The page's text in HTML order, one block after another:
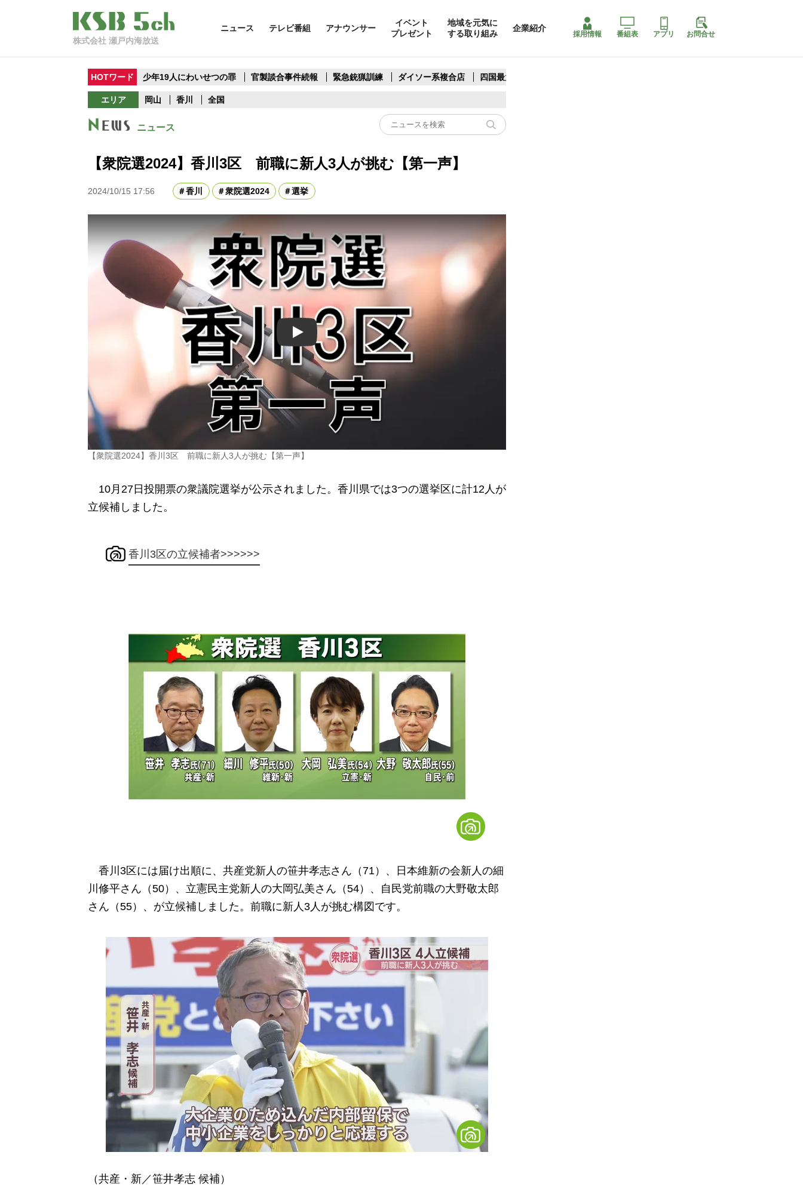
株式会社 瀬戸内海放送
ニュース テレビ番組 アナウンサー
イベント
プレゼント
地域を元気に
する取り組み
企業紹介
採用情報 番組表 アプリ お問合せ
HOTワード 少年19人にわいせつの罪 官製談合事件続報 緊急銃猟訓練 ダイソー系複合店 四国最大スリコ
エリア 岡山 香川 全国
ニュース
【衆院選2024】香川3区 前職に新人3人が挑む【第一声】
2024/10/15 17:56 香川 衆院選2024 選挙
Play
【衆院選2024】香川3区 前職に新人3人が挑む【第一声】
10月27日投開票の衆議院選挙が公示されました。香川県では3つの選挙区に計12人が
立候補しました。
香川3区の立候補者>>>>>>
香川3区には届け出順に、共産党新人の笹井孝志さん（71）、日本維新の会新人の細
川修平さん（50）、立憲民主党新人の大岡弘美さん（54）、自民党前職の大野敬太郎
さん（55）、が立候補しました。前職に新人3人が挑む構図です。
（共産・新／笹井孝志 候補）